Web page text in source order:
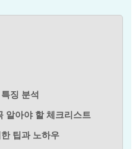
징 분석
알아야 할 체크리스트
팁과 노하우